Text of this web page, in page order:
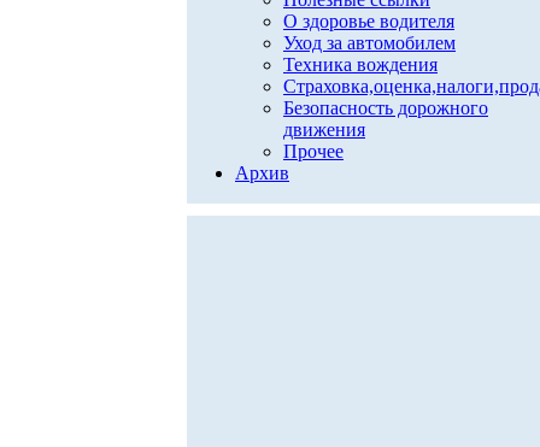
О здоровье водителя
Уход за автомобилем
Техника вождения
Безопасность дорожного
движения
Прочее
Архив